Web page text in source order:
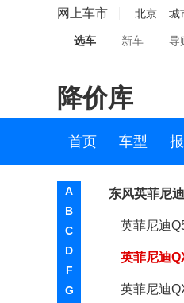
网上车市 北京 城
选车 新车 导
降价库
首页 车型
A
B
C
D
F
G
烨
东风英菲尼迪
英菲尼迪
英菲尼迪
英菲尼迪